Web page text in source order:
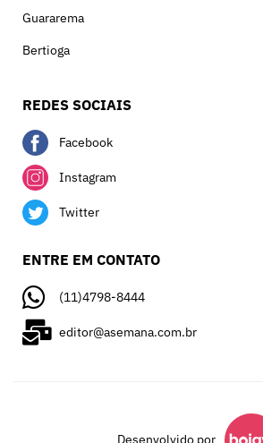
Guararema
Bertioga
REDES SOCIAIS
Facebook
Instagram
Twitter
ENTRE EM CONTATO
(11)4798-8444
editor@asemana.com.br